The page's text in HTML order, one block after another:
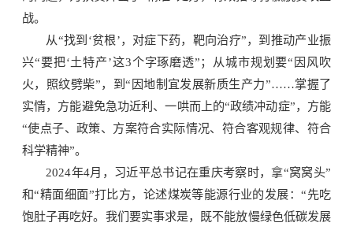
战。
从“找到‘贫根’，对症下药，靶向治疗”，到推动产业振
兴“要把‘土特产’这3个字琢磨透”；从城市规划要“因风吹
火，照纹劈柴”，到“因地制宜发展新质生产力”……掌握了
实情，方能避免急功近利、一哄而上的“政绩冲动症”，方能
“使点子、政策、方案符合实际情况、符合客观规律、符合
科学精神”。
2024年4月，习近平总书记在重庆考察时，拿“窝窝头”
和“精面细面”打比方，论述煤炭等能源行业的发展：“先吃
饱肚子再吃好。我们要实事求是，既不能放慢绿色低碳发展